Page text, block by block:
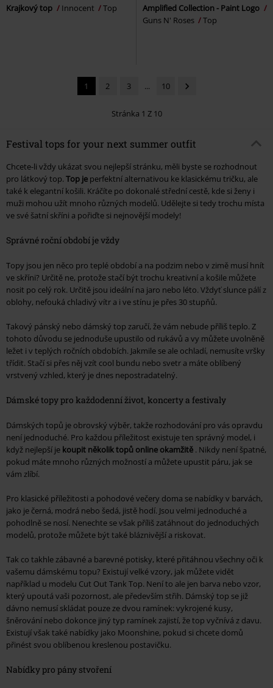
Krajkový top Innocent Top
Amplified Collection - Paint Logo
Guns N' Roses
Top
1 2 3 ... 10
Stránka 1 Z 10
Festival tops for your next summer outfit
Chcete-li vždy ukázat svou nejlepší stránku, měli byste se rozhodnout
pro látkový top. Top je perfektní alternativou ke klasickému tričku, ale
také k elegantní košili. Kráčíte po dokonalé střední cestě, kde si ženy i
muži mohou užít mnoho různých modelů. Udělejte si tedy trochu místa
ve své šatní skříni a pořiďte si nejnovější modely!
Správné roční období je vždy
Topy jsou jen něco pro teplé období a na podzim nebo v zimě musí hnít
ve skříni? Určitě ne, protože stačí být trochu kreativní a košile můžete
nosit po celý rok. Určitě jsou ideální na jaro nebo léto. Vždyť slunce pálí z
oblohy, nefouká chladivý vítr a i ve stínu je přes 30 stupňů.
Takový pánský nebo dámský top zaručí, že vám nebude příliš teplo. Z
tohoto důvodu se jednoduše upustilo od rukávů a vy můžete uvolněně
ležet i v teplých ročních obdobích. Jakmile se ale ochladí, nemusíte vršky
třídit. Stačí si přes něj vzít cool bundu nebo svetr a máte oblíbený
vrstvený vzhled, který je dnes nepostradatelný.
Dámské topy pro každodenní život, koncerty a festivaly
Dámských topů je obrovský výběr, takže rozhodování pro vás opravdu
není jednoduché. Pro každou příležitost existuje ten správný model, i
když nejlepší je koupit několik topů online okamžitě . Nikdy není špatné,
pokud máte mnoho různých možností a můžete upustit páru, jak se
vám zlíbí.
Pro klasické příležitosti a pohodové večery doma se nabídky v barvách,
jako je černá, modrá nebo šedá, jistě hodí. Jsou velmi jednoduché a
pohodlně se nosí. Nenechte se však příliš zatáhnout do jednoduchých
modelů, protože můžete být také bláznivější a riskovat.
Tak co takhle zábavné a barevné potisky, které přitáhnou všechny oči k
vašemu dámskému topu? Existují velké vzory, jak můžete vidět
například u modelu Cut Out Tank Top. Není to ale jen barva nebo vzor,
který upoutá vaši pozornost, ale především střih. Dámský top se již
dávno nemusí skládat pouze ze dvou ramínek: vykrojené kusy,
šněrování nebo dokonce jiný typ ramínek zajistí, že top vyčnívá z davu.
Existují však také nabídky jako Moonshine, pokud si chcete domů
přinést svou oblíbenou kreslenou postavičku.
Nabídky pro pány stvoření